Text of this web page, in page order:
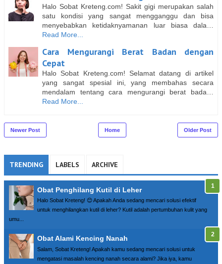
Halo Sobat Kreteng.com! Sakit gigi merupakan salah
satu kondisi yang sangat mengganggu dan bisa
menyebabkan ketidaknyamanan luar biasa dala…
Read More...
Cara Mengurangi Berat Badan dengan
Cepat
Halo Sobat Kreteng.com! Selamat datang di artikel
yang sangat spesial ini, yang membahas secara
mendalam tentang cara mengurangi berat bada…
Read More...
Newer Post Older Post
Home
TRENDING LABELS ARCHIVE
Obat Penghilang Kutil di Leher
Halo Sobat Kreteng! 😊 Apakah Anda sedang mencari solusi efektif
untuk menghilangkan kutil di leher? Kutil adalah pertumbuhan kulit yang
umu...
Obat Alami Kencing Nanah
Salam, Sobat Kreteng! Apakah kamu sedang mencari solusi untuk
mengatasi masalah kencing nanah secara alami? Jika iya, kamu